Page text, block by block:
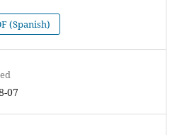
(Spanish)
07